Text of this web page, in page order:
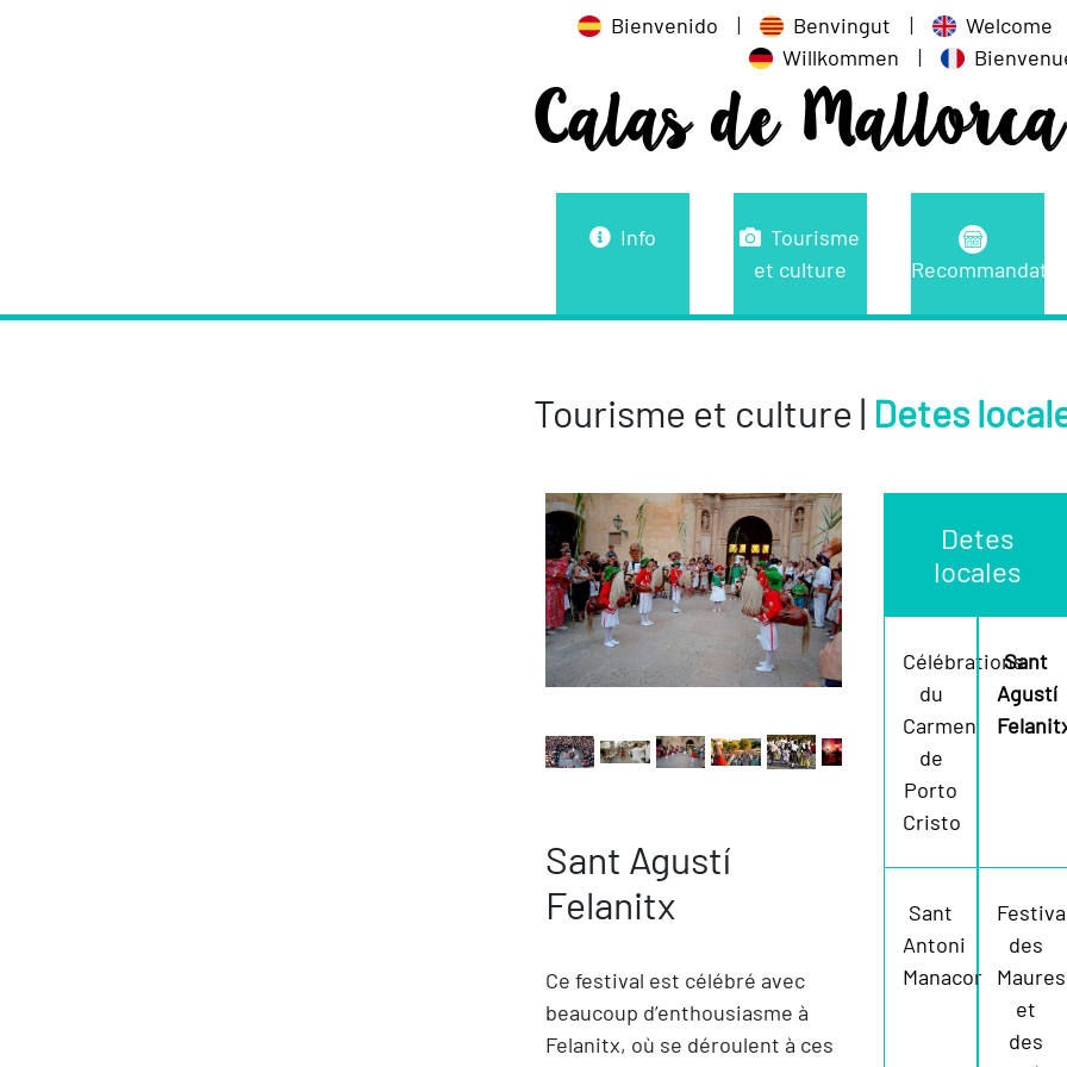
Bienvenido | Benvingut |
Welcome
Willkommen
|
Calas de Mallorca
Info
Tourisme
et culture
Tourisme et culture | Detes
Sant Agustí
Felanitx
Ce festival est célébré avec
beaucoup d’enthousiasme à
Felanitx, où se déroulent à ces
Detes
locales
Célébrations
du
Carmen
de
Porto
Cristo
Sant
Agustí
Sant
Antoni
Manacor
des
Maures
et
des